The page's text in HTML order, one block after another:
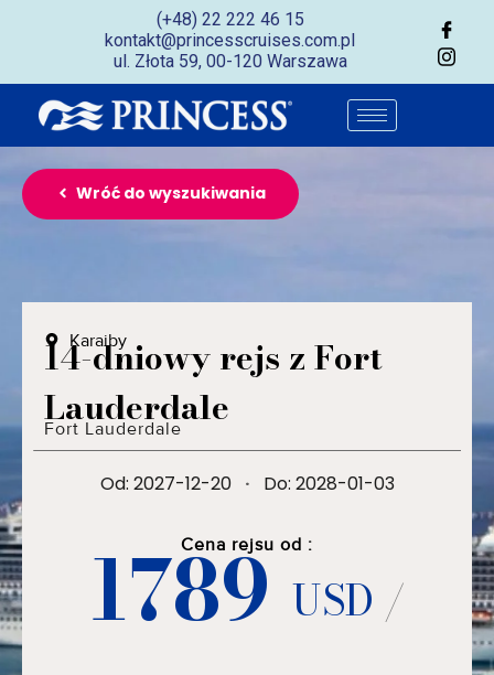
(+48) 22 222 46 15
kontakt@princesscruises.com.pl
ul. Złota 59, 00-120 Warszawa
Wróć do wyszukiwania
Karaiby
14-dniowy rejs z Fort
Lauderdale
Fort Lauderdale
Od: 2027-12-20 · Do: 2028-01-03
Cena rejsu od :
1789USD /